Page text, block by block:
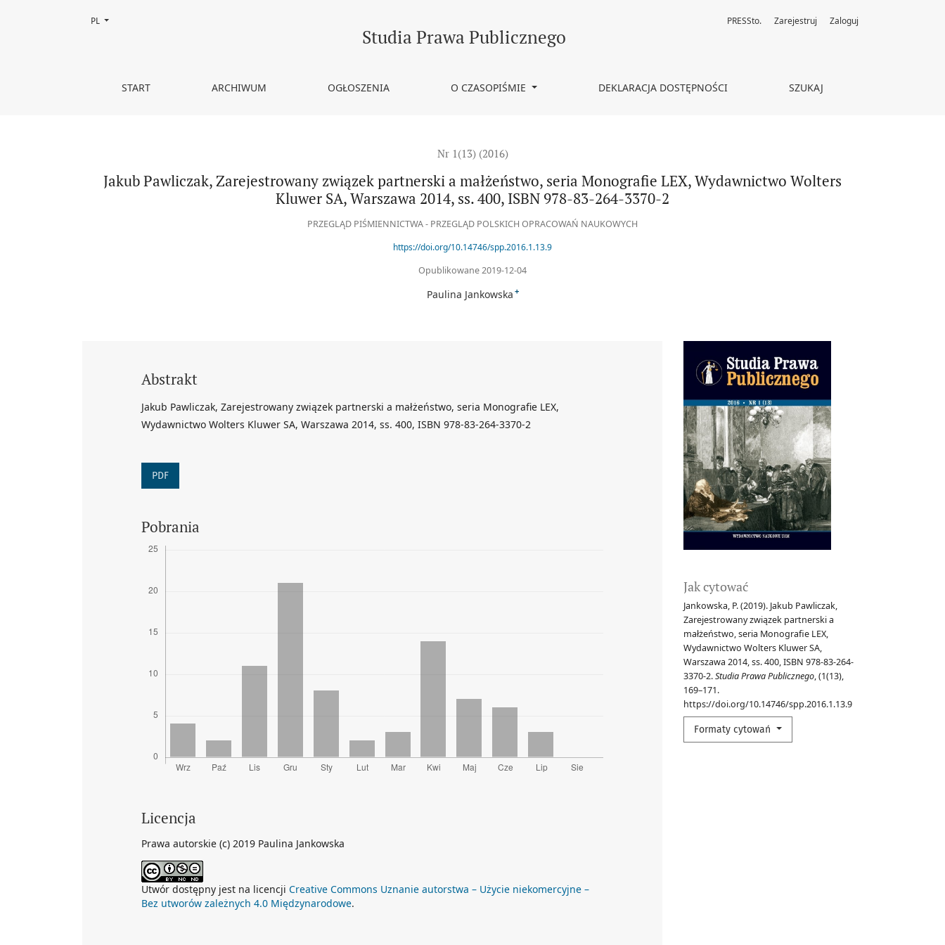
Jakub Pawliczak, Zarejestrowany związek partnerski a małżeństwo, seria Monografie LEX, Wydawnictwo Wolters Kluwer SA, Warszawa 2014, ss. 400, ISBN 978-83-264-3370-2
Studia Prawa Publicznego
START ARCHIWUM OGŁOSZENIA O CZASOPIŚMIE DEKLARACJA DOSTĘPNOŚCI SZUKAJ
PRESSto. Zarejestruj Zaloguj
Zmień język, obecnie wybrany to:
PL
Nr 1(13) (2016)
Jakub Pawliczak, Zarejestrowany związek partnerski a małżeństwo, seria Monografie LEX, Wydawnictwo Wolters
Kluwer SA, Warszawa 2014, ss. 400, ISBN 978-83-264-3370-2
PRZEGLĄD PIŚMIENNICTWA - PRZEGLĄD POLSKICH OPRACOWAŃ NAUKOWYCH
https://doi.org/10.14746/spp.2016.1.13.9
Opublikowane 2019-12-04
Paulina Jankowska +
Jak cytować
Jankowska, P. (2019). Jakub Pawliczak,
Zarejestrowany związek partnerski a
małżeństwo, seria Monografie LEX,
Wydawnictwo Wolters Kluwer SA,
Warszawa 2014, ss. 400, ISBN 978-83-264-
3370-2.Studia Prawa Publicznego, (1(13),
169–171.
https://doi.org/10.14746/spp.2016.1.13.9
Formaty cytowań
Abstrakt
Jakub Pawliczak, Zarejestrowany związek partnerski a małżeństwo, seria Monografie LEX,
Wydawnictwo Wolters Kluwer SA, Warszawa 2014, ss. 400, ISBN 978-83-264-3370-2
PDF
Pobrania
Licencja
Prawa autorskie (c) 2019 Paulina Jankowska
Utwór dostępny jest na licencji Creative Commons Uznanie autorstwa – Użycie niekomercyjne –
Bez utworów zależnych 4.0 Międzynarodowe.